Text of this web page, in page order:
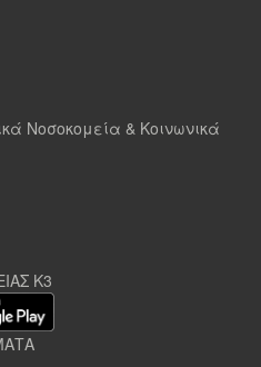
Νοσοκομεία & Κοινωνικά
K3